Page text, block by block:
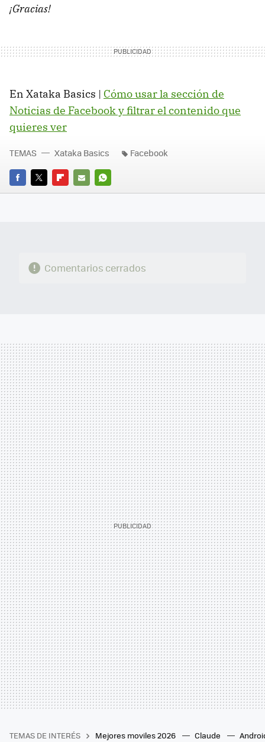
¡Gracias!
En Xataka Basics | Cómo usar la sección de
Noticias de Facebook y filtrar el contenido que
quieres ver
FACEBOOK
TWITTERFLIPBOARD
E-
WHATSAPP
TEMAS Xataka Basics Facebook
Comentarios cerrados
TEMAS DE INTERÉS Mejores moviles 2026 Claude